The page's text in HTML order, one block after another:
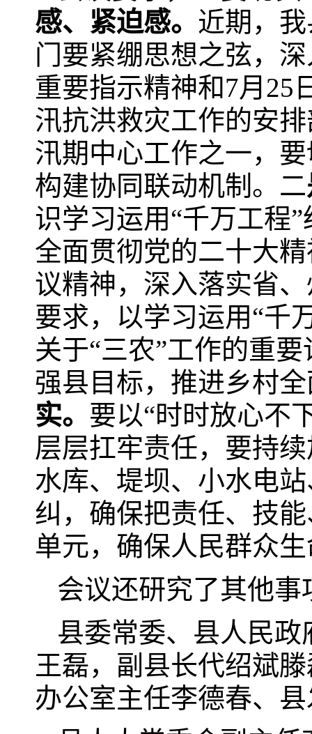
感、紧迫感。 近期，
门要紧绷思想之弦，
重要指示精神和7月25
汛抗洪救灾工作的安
汛期中心工作之一，
构建协同联动机制。二
识学习运用“千万工程
全面贯彻党的二十大
议精神，深入落实省
要求，以学习运用“千
关于“三农”工作的重
强县目标，推进乡村
实。 要以“时时放心不
层层扛牢责任，要持
水库、堤坝、小水电
纠，确保把责任、技
单元，确保人民群众
会议还研究了其他事
县委常委、县人民
王磊，副县长代绍斌
办公室主任李德春、